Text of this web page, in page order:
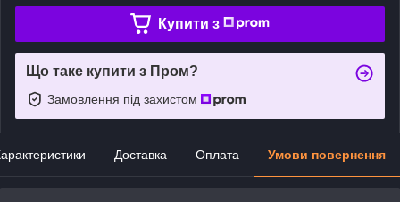
Купити з
Що таке купити з Пром?
Замовлення під захистом
Доставка Оплата Умови повернення